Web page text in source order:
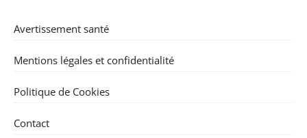
Avertissement santé
Mentions légales et confidentialité
Politique de Cookies
Contact